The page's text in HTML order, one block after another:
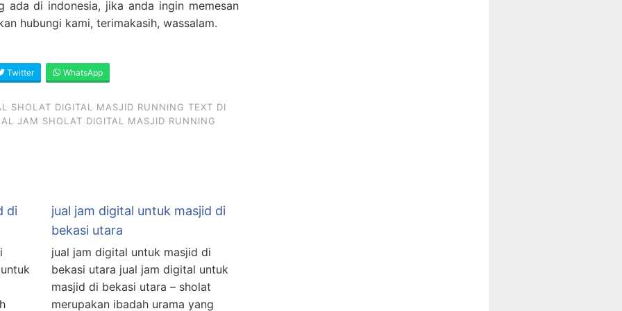
ada di indonesia, jika anda ingin memesan
hubungi kami, terimakasih, wassalam.
Twitter WhatsApp
SHOLAT DIGITAL MASJID RUNNING TEXT DI
JAM SHOLAT DIGITAL MASJID RUNNING
di
jual jam digital untuk masjid di
bekasi utara
jual jam digital untuk masjid di
bekasi utara jual jam digital untuk
masjid di bekasi utara – sholat
merupakan ibadah urama yang